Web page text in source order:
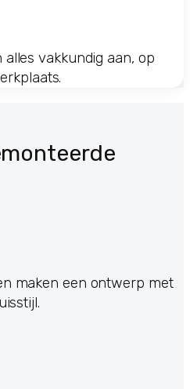
vakkundig aan, op
maken een ontwerp met